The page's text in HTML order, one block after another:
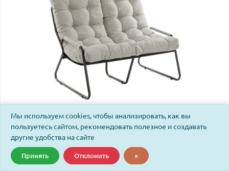
Диван Эрго/Ergo рогожка, серо-бежевый, 3м16/2
Код: 25093
Мы используем cookies, чтобы анализировать, как вы
пользуетесь сайтом, рекомендовать полезное и создавать
другие удобства на сайте
Принять Отклонить ×